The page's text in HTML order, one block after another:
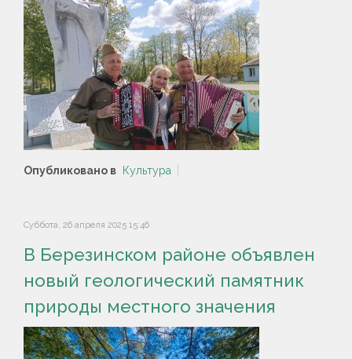
Опубликовано в Культура
Суббота, 26 апреля 2025 15:46
В Березинском районе объявлен
новый геологический памятник
природы местного значения